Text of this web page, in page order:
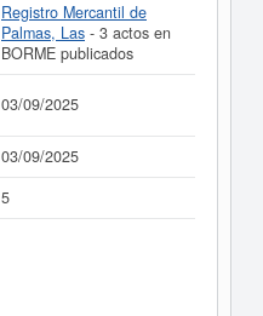
Registro Mercantil de
Palmas, Las - 3 actos en
BORME publicados
03/09/2025
03/09/2025
5